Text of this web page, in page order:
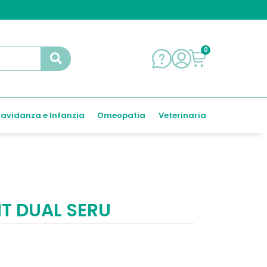
0
e Infanzia Omeopatia Veterinaria
DUAL SERU